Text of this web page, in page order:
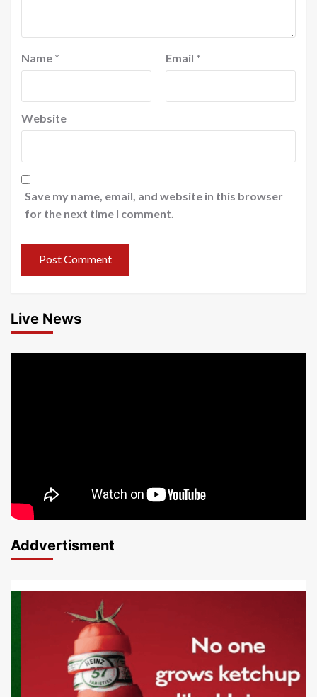
Name * Email *
Website
Save my name, email, and website in this browser
for the next time I comment.
Live News
Addvertisment